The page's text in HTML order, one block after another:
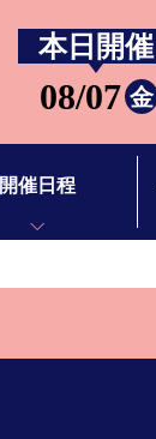
本日開催
08/07 金
開催日程